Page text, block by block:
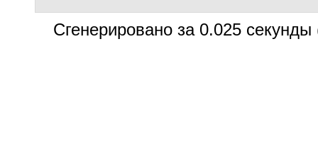
Сгенерировано за 0.025